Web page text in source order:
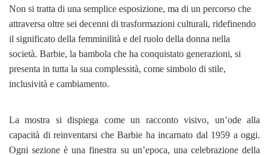
Non si tratta di una semplice esposizione, ma di un percorso che
attraversa oltre sei decenni di trasformazioni culturali, ridefinendo
il significato della femminilità e del ruolo della donna nella
società. Barbie, la bambola che ha conquistato generazioni, si
presenta in tutta la sua complessità, come simbolo di stile,
inclusività e cambiamento.
La mostra si dispiega come un racconto visivo, un’ode alla
capacità di reinventarsi che Barbie ha incarnato dal 1959 a oggi.
Ogni sezione è una finestra su un’epoca, una celebrazione della